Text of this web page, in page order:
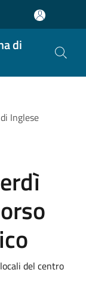
di
Inglese
del centro